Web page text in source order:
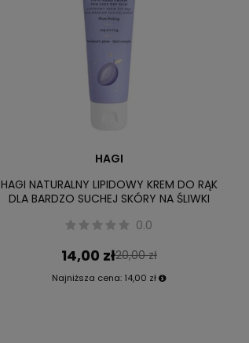
HAGI
HAGI NATURALNY LIPIDOWY KREM DO RĄK
DLA BARDZO SUCHEJ SKÓRY NA ŚLIWKI
0.0
14,00 zł20,00 zł
Najniższa cena: 14,00 zł